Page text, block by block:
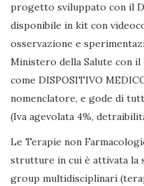
progetto sviluppato con il
disponibile in kit con
osservazione e
Ministero della Salute con
come DISPOSITIVO
nomenclatore, e gode di
(Iva agevolata 4%,
Le Terapie non
strutture in cui è attivata la
group multidisciplinari